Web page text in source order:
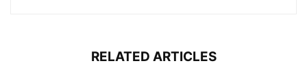
RELATED ARTICLES